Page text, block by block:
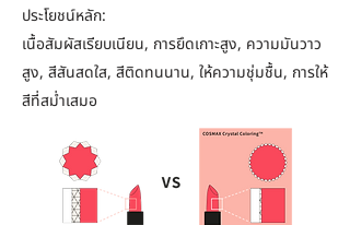
ประโยชน์หลัก:
เนื้อสัมผัสเรียบเนียน, การยึดเกาะสูง, ความมันวาว
สูง, สีสันสดใส, สีติดทนนาน, ให้ความชุ่มชื้น, การให้
สีที่สม่ำเสมอ